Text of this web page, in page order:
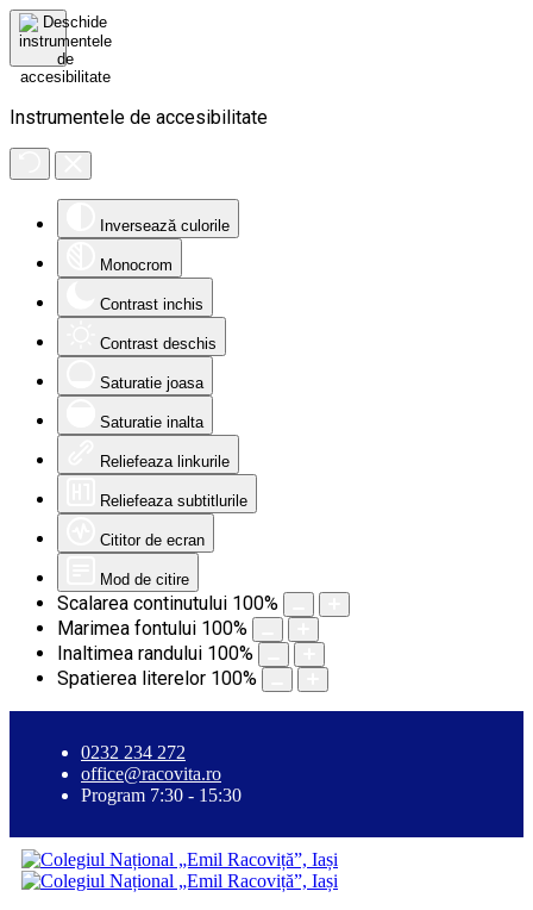
Instrumentele de accesibilitate
Inversează culorile
Monocrom
Contrast inchis
Contrast deschis
Saturatie joasa
Saturatie inalta
Reliefeaza linkurile
Reliefeaza subtitlurile
Cititor de ecran
Mod de citire
Scalarea continutului 100%
Marimea fontului 100%
Inaltimea randului 100%
Spatierea literelor 100%
0232 234 272
office@racovita.ro
Program 7:30 - 15:30